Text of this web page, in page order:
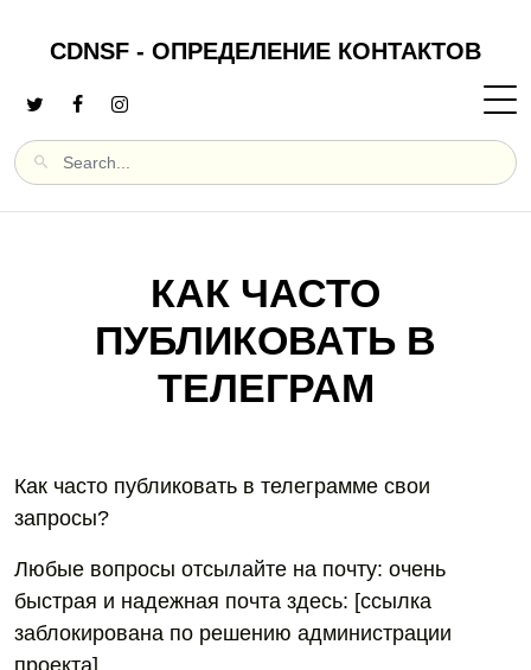
CDNSF - ОПРЕДЕЛЕНИЕ КОНТАКТОВ
КАК ЧАСТО
ПУБЛИКОВАТЬ В
ТЕЛЕГРАМ
Как часто публиковать в телеграмме свои
запросы?
Любые вопросы отсылайте на почту: очень
быстрая и надежная почта здесь: [ссылка
заблокирована по решению администрации
проекта]